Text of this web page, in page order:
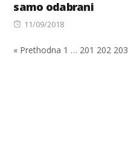
samo odabrani
Posted
11/09/2018
« Prethodna 1 … 201 202 203